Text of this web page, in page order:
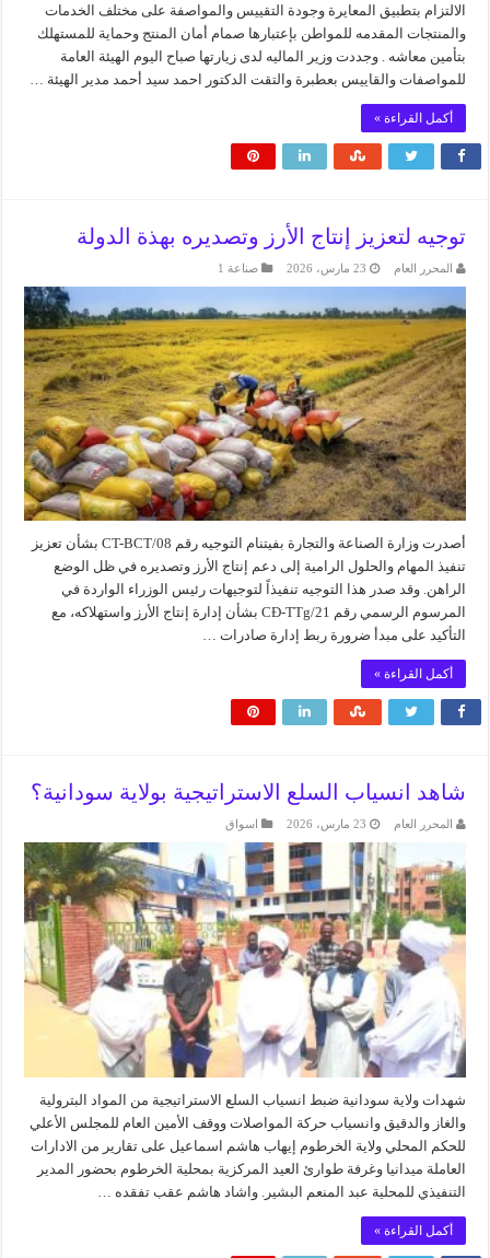
الالتزام بتطبيق المعايرة وجودة التقييس والمواصفة على مختلف الخدمات
والمنتجات المقدمه للمواطن بإعتبارها صمام أمان المنتج وحماية للمستهلك
بتأمين معاشه . وجددت وزير الماليه لدى زيارتها صباح اليوم الهيئة العامة
للمواصفات والقاييس بعطبرة والتقت الدكتور احمد سيد أحمد مدير الهيئة …
أكمل القراءة »
توجيه لتعزيز إنتاج الأرز وتصديره بهذة الدولة
المحرر العام 23 مارس، 2026 صناعة 1
أصدرت وزارة الصناعة والتجارة بفيتنام التوجيه رقم 08/CT-BCT بشأن تعزيز
تنفيذ المهام والحلول الرامية إلى دعم إنتاج الأرز وتصديره في ظل الوضع
الراهن. وقد صدر هذا التوجيه تنفيذاً لتوجيهات رئيس الوزراء الواردة في
المرسوم الرسمي رقم 21/CĐ-TTg بشأن إدارة إنتاج الأرز واستهلاكه، مع
التأكيد على مبدأ ضرورة ربط إدارة صادرات …
أكمل القراءة »
شاهد انسياب السلع الاستراتيجية بولاية سودانية؟
المحرر العام 23 مارس، 2026 اسواق
شهدات ولاية سودانية ضبط انسياب السلع الاستراتيجية من المواد البترولية
والغاز والدقيق وانسياب حركة المواصلات ووقف الأمين العام للمجلس الأعلي
للحكم المحلي ولاية الخرطوم إيهاب هاشم اسماعيل على تقارير من الادارات
العاملة ميدانيا وغرفة طوارئ العيد المركزية بمحلية الخرطوم بحضور المدير
التنفيذي للمحلية عبد المنعم البشير. واشاد هاشم عقب تفقده …
أكمل القراءة »